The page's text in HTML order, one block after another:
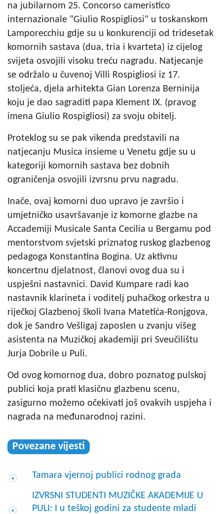
na jubilarnom 25. Concorso cameristico
internazionale "Giulio Rospigliosi" u toskanskom
Lamporecchiu gdje su u konkurenciji od tridesetak
komornih sastava (dua, tria i kvarteta) iz cijelog
svijeta osvojili visoku treću nagradu. Natjecanje
se održalo u čuvenoj Villi Rospigliosi iz 17.
stoljeća, djela arhitekta Gian Lorenza Berninija
koju je dao sagraditi papa Klement IX. (pravog
imena Giulio Rospigliosi) za svoju obitelj.
Proteklog su se pak vikenda predstavili na
natjecanju Musica insieme u Venetu gdje su u
kategoriji komornih sastava bez dobnih
ograničenja osvojili izvrsnu prvu nagradu.
Inače, ovaj komorni duo upravo je završio i
umjetničko usavršavanje iz komorne glazbe na
Accademiji Musicale Santa Cecilia u Bergamu pod
mentorstvom svjetski priznatog ruskog glazbenog
pedagoga Konstantina Bogina. Uz aktivnu
koncertnu djelatnost, članovi ovog dua su i
uspješni nastavnici. David Kumpare radi kao
nastavnik klarineta i voditelj puhačkog orkestra u
riječkoj Glazbenoj školi Ivana Matetića-Ronjgova,
dok je Sandro Vešligaj zaposlen u zvanju višeg
asistenta na Muzičkoj akademiji pri Sveučilištu
Jurja Dobrile u Puli.
Od ovog komornog dua, dobro poznatog pulskoj
publici koja prati klasičnu glazbenu scenu,
zasigurno možemo očekivati još ovakvih uspjeha i
nagrada na međunarodnoj razini.
Povezane vijesti
Tamara vjernoj publici rodnog grada
IZVRSNI STUDENTI MUZIČKE AKADEMIJE U
PULI: I u teškoj godini za studente mladi